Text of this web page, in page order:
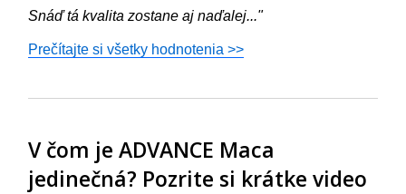
Snáď tá kvalita zostane aj naďalej..."
Prečítajte si všetky hodnotenia >>
V čom je ADVANCE Maca
jedinečná? Pozrite si krátke video